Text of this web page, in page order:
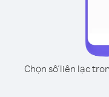
Chọn số liên lạc